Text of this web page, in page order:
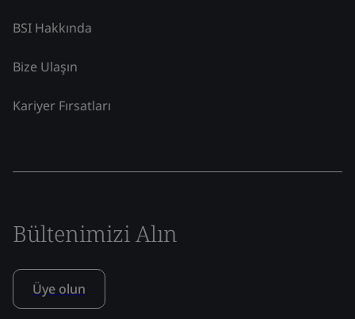
BSI Hakkında
Bize Ulaşın
Kariyer Fırsatları
Bültenimizi Alın
Üye olun